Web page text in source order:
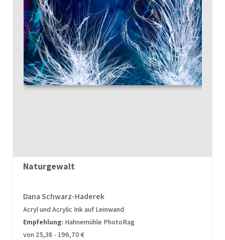
Naturgewalt
Dana Schwarz-Haderek
Acryl und Acrylic Ink auf Leinwand
Empfehlung: Hahnemühle PhotoRag
von 25,38 - 196,70 €